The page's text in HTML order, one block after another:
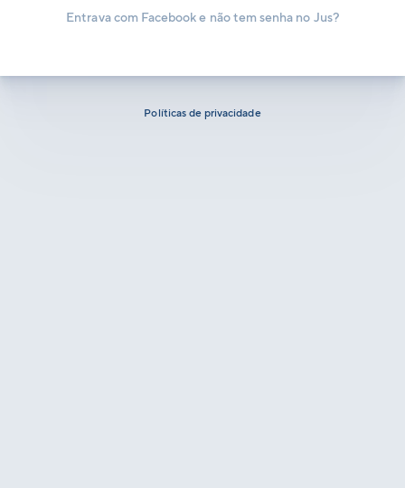
Entrava com Facebook e não tem senha no Jus?
Políticas de privacidade